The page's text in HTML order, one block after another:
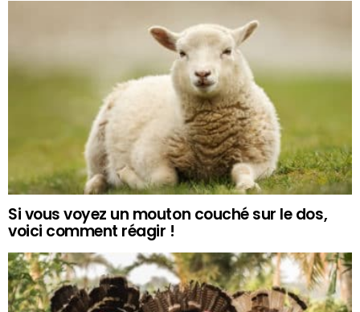
Si vous voyez un mouton couché sur le dos,
voici comment réagir !